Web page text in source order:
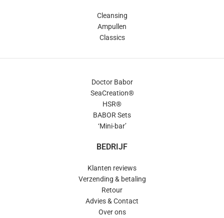
Cleansing
Ampullen
Classics
Doctor Babor
SeaCreation®
HSR®
BABOR Sets
‘Mini-bar’
BEDRIJF
Klanten reviews
Verzending & betaling
Retour
Advies & Contact
Over ons